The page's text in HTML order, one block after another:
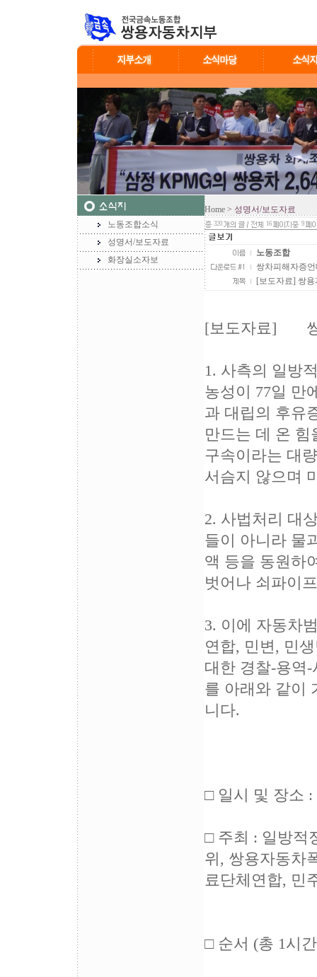
노동조합소식
성명서/보도자료
화장실소자보
Home > 성명서/보도자료
320 16 9
노동조합
쌍차피해자증
[보도자료] 쌍
[보도자료] 쌍
1. 사측의 일방
농성이 77일 만
과 대립의 후유
만드는 데 온 힘
구속이라는 대
서슴지 않으며
2. 사법처리 대
들이 아니라 물
액 등을 동원하
벗어나 쇠파이
3. 이에 자동차
연합, 민변, 민
대한 경찰-용역
를 아래와 같이
니다.
□ 일시 및 장소 :
□ 주최 : 일방적
위, 쌍용자동차
료단체연합, 민
□ 순서 (총 1시